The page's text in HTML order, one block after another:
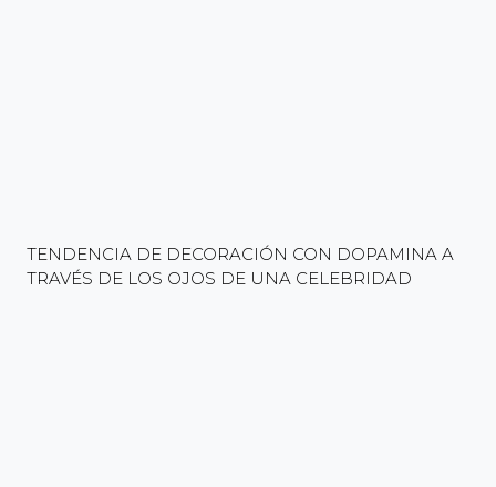
TENDENCIA DE DECORACIÓN CON DOPAMINA A
TRAVÉS DE LOS OJOS DE UNA CELEBRIDAD